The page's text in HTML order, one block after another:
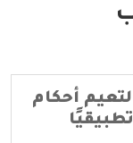
لتعيم أحكام